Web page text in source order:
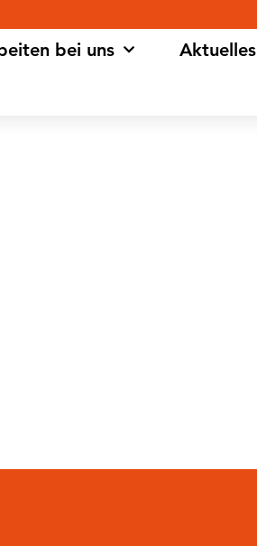
bei uns Aktuelles